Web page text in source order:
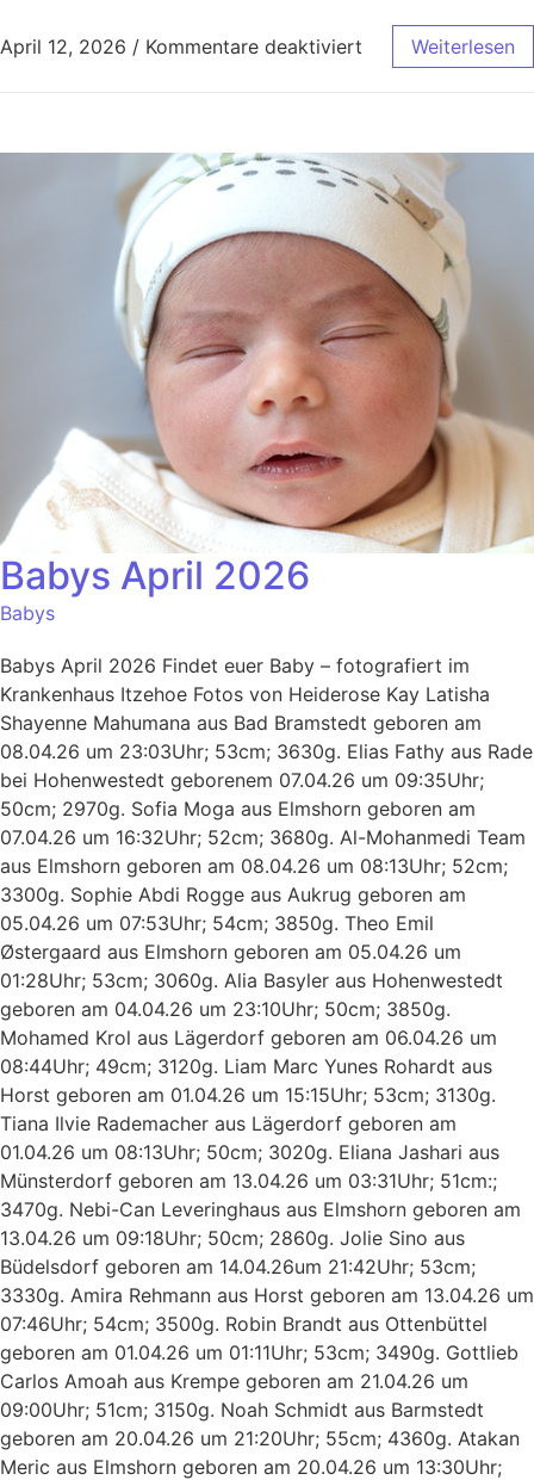
April 12, 2026 / Kommentare deaktiviert Weiterlesen
Babys April 2026
Babys
Babys April 2026 Findet euer Baby – fotografiert im
Krankenhaus Itzehoe Fotos von Heiderose Kay Latisha
Shayenne Mahumana aus Bad Bramstedt geboren am
08.04.26 um 23:03Uhr; 53cm; 3630g. Elias Fathy aus Rade
bei Hohenwestedt geborenem 07.04.26 um 09:35Uhr;
50cm; 2970g. Sofia Moga aus Elmshorn geboren am
07.04.26 um 16:32Uhr; 52cm; 3680g. Al-Mohanmedi Team
aus Elmshorn geboren am 08.04.26 um 08:13Uhr; 52cm;
3300g. Sophie Abdi Rogge aus Aukrug geboren am
05.04.26 um 07:53Uhr; 54cm; 3850g. Theo Emil
Østergaard aus Elmshorn geboren am 05.04.26 um
01:28Uhr; 53cm; 3060g. Alia Basyler aus Hohenwestedt
geboren am 04.04.26 um 23:10Uhr; 50cm; 3850g.
Mohamed Krol aus Lägerdorf geboren am 06.04.26 um
08:44Uhr; 49cm; 3120g. Liam Marc Yunes Rohardt aus
Horst geboren am 01.04.26 um 15:15Uhr; 53cm; 3130g.
Tiana Ilvie Rademacher aus Lägerdorf geboren am
01.04.26 um 08:13Uhr; 50cm; 3020g. Eliana Jashari aus
Münsterdorf geboren am 13.04.26 um 03:31Uhr; 51cm:;
3470g. Nebi-Can Leveringhaus aus Elmshorn geboren am
13.04.26 um 09:18Uhr; 50cm; 2860g. Jolie Sino aus
Büdelsdorf geboren am 14.04.26um 21:42Uhr; 53cm;
3330g. Amira Rehmann aus Horst geboren am 13.04.26 um
07:46Uhr; 54cm; 3500g. Robin Brandt aus Ottenbüttel
geboren am 01.04.26 um 01:11Uhr; 53cm; 3490g. Gottlieb
Carlos Amoah aus Krempe geboren am 21.04.26 um
09:00Uhr; 51cm; 3150g. Noah Schmidt aus Barmstedt
geboren am 20.04.26 um 21:20Uhr; 55cm; 4360g. Atakan
Meric aus Elmshorn geboren am 20.04.26 um 13:30Uhr;